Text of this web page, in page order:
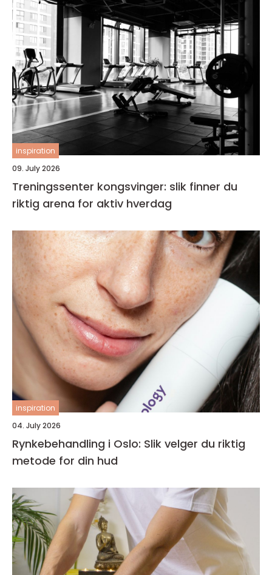
inspiration
09. July 2026
Treningssenter kongsvinger: slik finner du
riktig arena for aktiv hverdag
inspiration
04. July 2026
Rynkebehandling i Oslo: Slik velger du riktig
metode for din hud